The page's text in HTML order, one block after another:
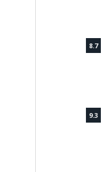
8.7
9.3